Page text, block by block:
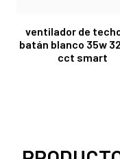
ventilador de
batán blanco 35w
cct smart